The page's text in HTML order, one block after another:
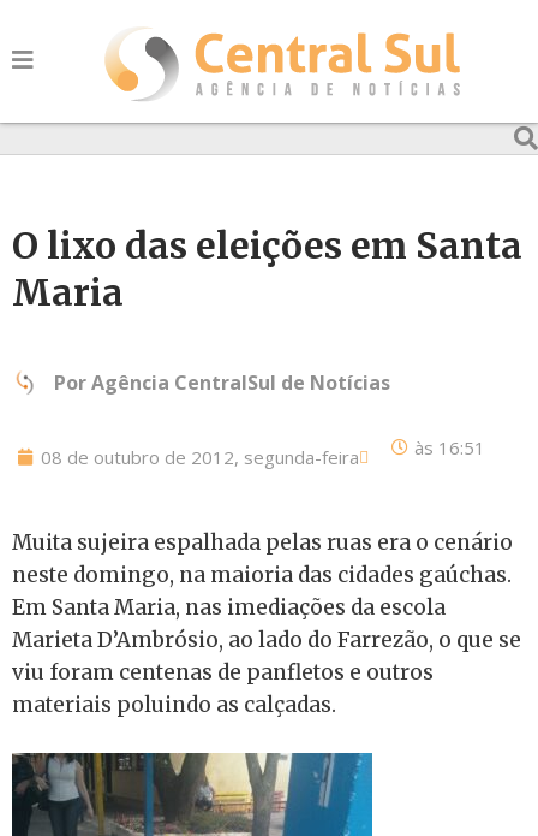
O lixo das eleições em Santa
Maria
PorAgência CentralSul de Notícias
08 de outubro de 2012, segunda-feira às 16:51
Muita sujeira espalhada pelas ruas era o cenário
neste domingo, na maioria das cidades gaúchas.
Em Santa Maria, nas imediações da escola
Marieta D’Ambrósio, ao lado do Farrezão, o que se
viu foram centenas de panfletos e outros
materiais poluindo as calçadas.